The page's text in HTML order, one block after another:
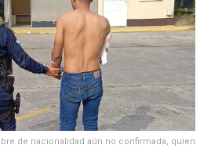
de nacionalidad aún no confirmada, quien